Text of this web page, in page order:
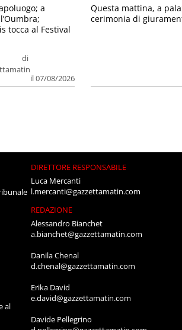
di
il 07/08/2026
a
tocca al Festival
Questa mattina, a
cerimonia di
al
DIRETTORE RESPONSABILE
Luca Mercanti
l.mercanti@gazzettamatin.com
REDAZIONE
Alessandro Bianchet
a.bianchet@gazzettamatin.com
Danila Chenal
d.chenal@gazzettamatin.com
Erika David
e.david@gazzettamatin.com
Davide Pellegrino